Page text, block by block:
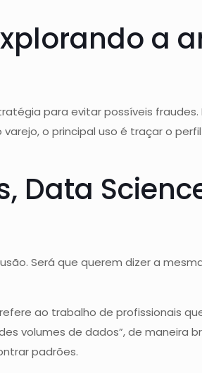
a
para evitar possíveis fraudes.
o principal uso é traçar o
Data
Será que querem dizer a
ao trabalho de profissionais
volumes de dados”, de maneira
padrões.